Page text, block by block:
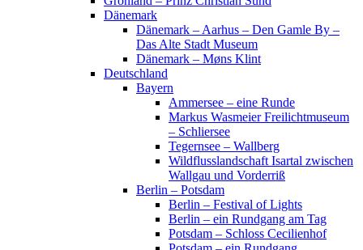
Dänemark
Dänemark – Aarhus – Den Gamle By –
Das Alte Stadt Museum
Dänemark – Møns Klint
Deutschland
Bayern
Ammersee – eine Runde
Markus Wasmeier Freilichtmuseum
– Schliersee
Tegernsee – Wallberg
Wildflusslandschaft Isartal zwischen
Wallgau und Vorderriß
Berlin – Potsdam
Berlin – Festival of Lights
Berlin – ein Rundgang am Tag
Potsdam – Schloss Cecilienhof